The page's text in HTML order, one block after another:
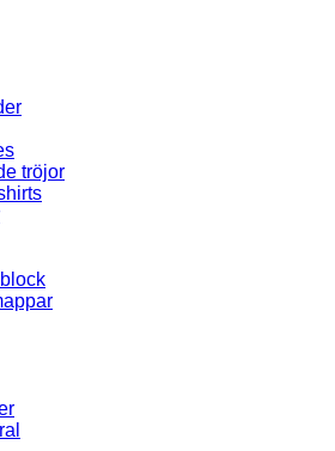
tröjor